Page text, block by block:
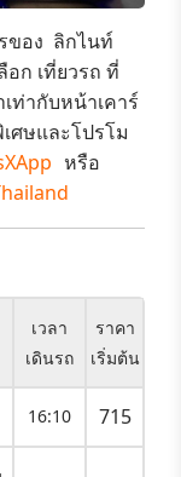
ของ​ ลิกไนท์
อก เที่ยวรถ ที่
เท่ากับหน้าเคาร์
ศษและโปรโม
หรือ
เวลา
เดินรถ
ราคา
เริ่มต้น
16:10 715